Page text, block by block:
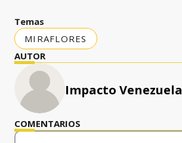
Temas
MIRAFLORES
AUTOR
Impacto Venezuela
COMENTARIOS